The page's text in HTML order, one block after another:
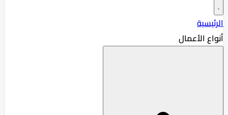
الرئيسية
أنواع الأعمال